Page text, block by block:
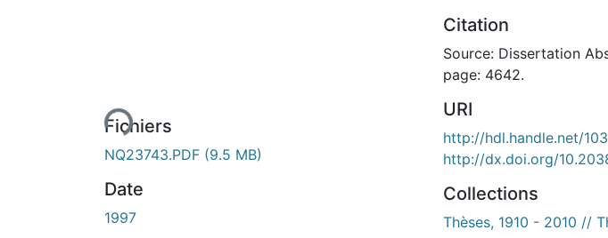
de chargement...Fichiers
NQ23743.PDF (9.5 MB)
Date
1997
Citation
Source: Dissertation
page: 4642.
URI
http://hdl.handle.net/
http://dx.doi.org/
Collections
Thèses, 1910 - 2010 //